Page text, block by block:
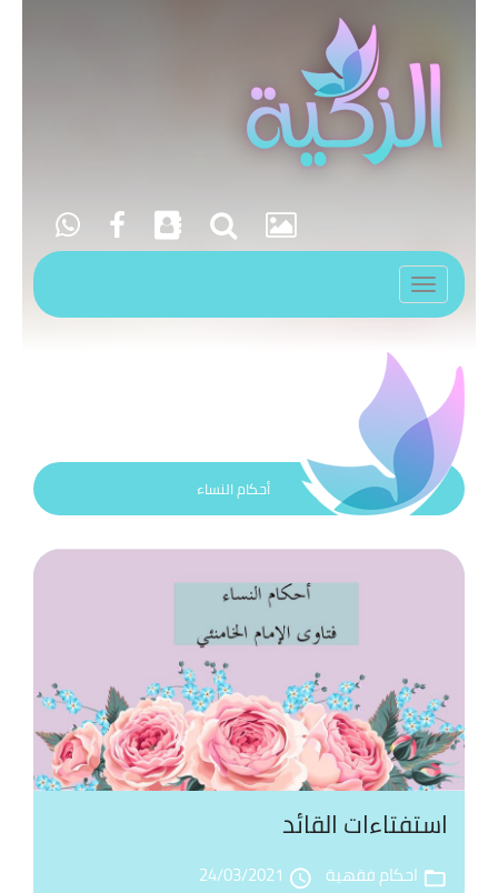
Toggle
navigation
أحكام النساء
استفتاءات القائد
folder_open احكام فقهية access_time
24/03/2021